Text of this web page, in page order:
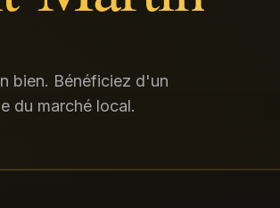
bien. Bénéficiez d'un
du marché local.